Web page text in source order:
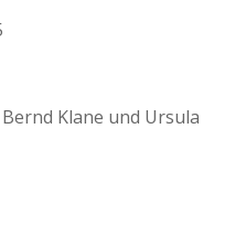
Klane und Ursula